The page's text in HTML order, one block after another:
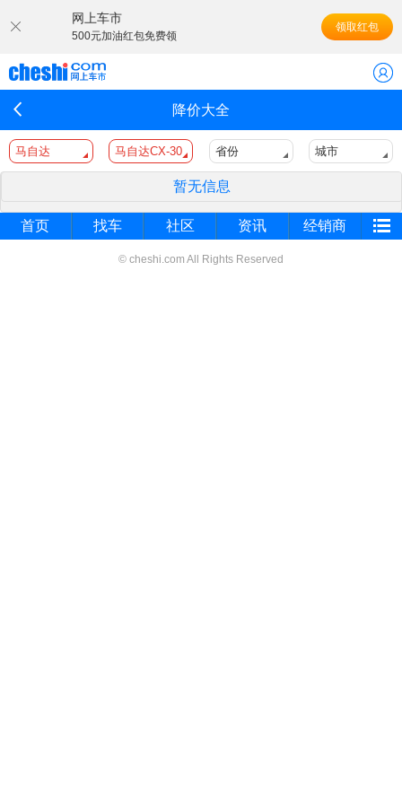
网上车市
500元加油红包免费领
领取红包
降价大全
马自达 马自达CX-30 省份 城市
暂无信息
首页 找车 社区 资讯 经销商
© cheshi.com All Rights Reserved